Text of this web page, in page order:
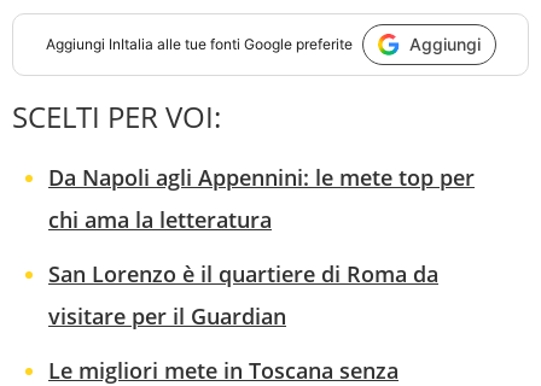
Aggiungi InItalia alle tue fonti Google preferite Aggiungi
SCELTI PER VOI:
Da Napoli agli Appennini: le mete top per
chi ama la letteratura
San Lorenzo è il quartiere di Roma da
visitare per il Guardian
Le migliori mete in Toscana senza